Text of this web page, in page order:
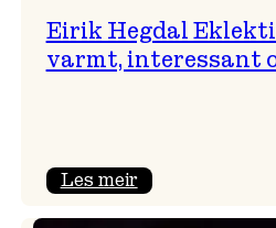
Eirik Hegdal
varmt, interessant
Les meir: